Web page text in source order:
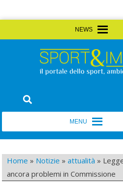
to
Sport&Impianti
Home » Notizie »attualità »
ancora problemi in Commissione